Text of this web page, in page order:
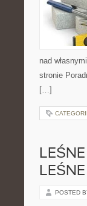
nad
stronie
[…]
POSTED